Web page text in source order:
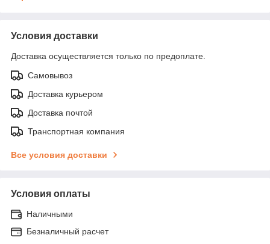
Условия доставки
Доставка осуществляется только по предоплате.
Самовывоз
Доставка курьером
Доставка почтой
Транспортная компания
Все условия доставки
Условия оплаты
Наличными
Безналичный расчет